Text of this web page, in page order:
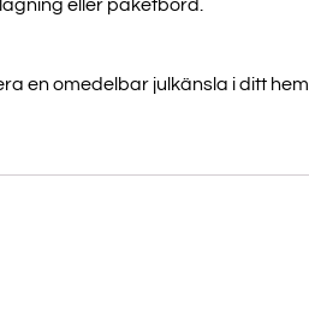
eller paketbord.
en omedelbar julkänsla i ditt